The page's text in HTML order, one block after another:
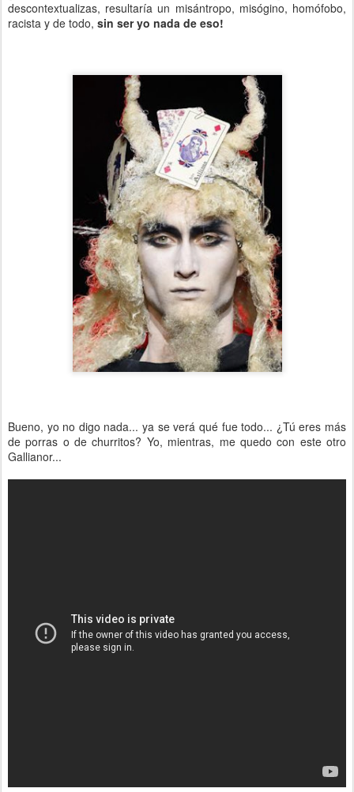
descontextualizas, resultaría un misántropo, misógino, homófobo,
racista y de todo, sin ser yo nada de eso!
Bueno, yo no digo nada... ya se verá qué fue todo... ¿Tú eres más
de porras o de churritos? Yo, mientras, me quedo con este otro
Gallianor...